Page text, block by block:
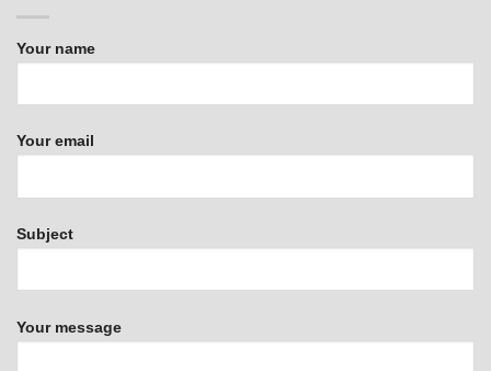
Your name
Your email
Subject
Your message